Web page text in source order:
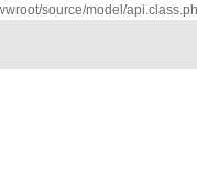
source/model/